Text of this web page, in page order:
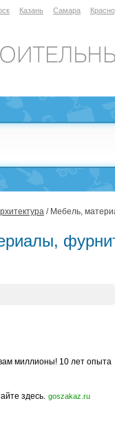
Казань Самара
/ Мебель,
миллионы! 10 лет опыта
здесь. goszakaz.ru